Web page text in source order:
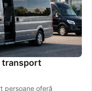
transport
persoane oferă